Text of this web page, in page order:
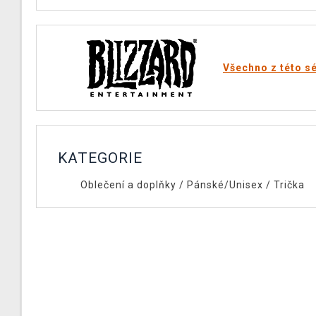
Všechno z této
KATEGORIE
Oblečení a doplňky / Pánské/Unisex / Trička